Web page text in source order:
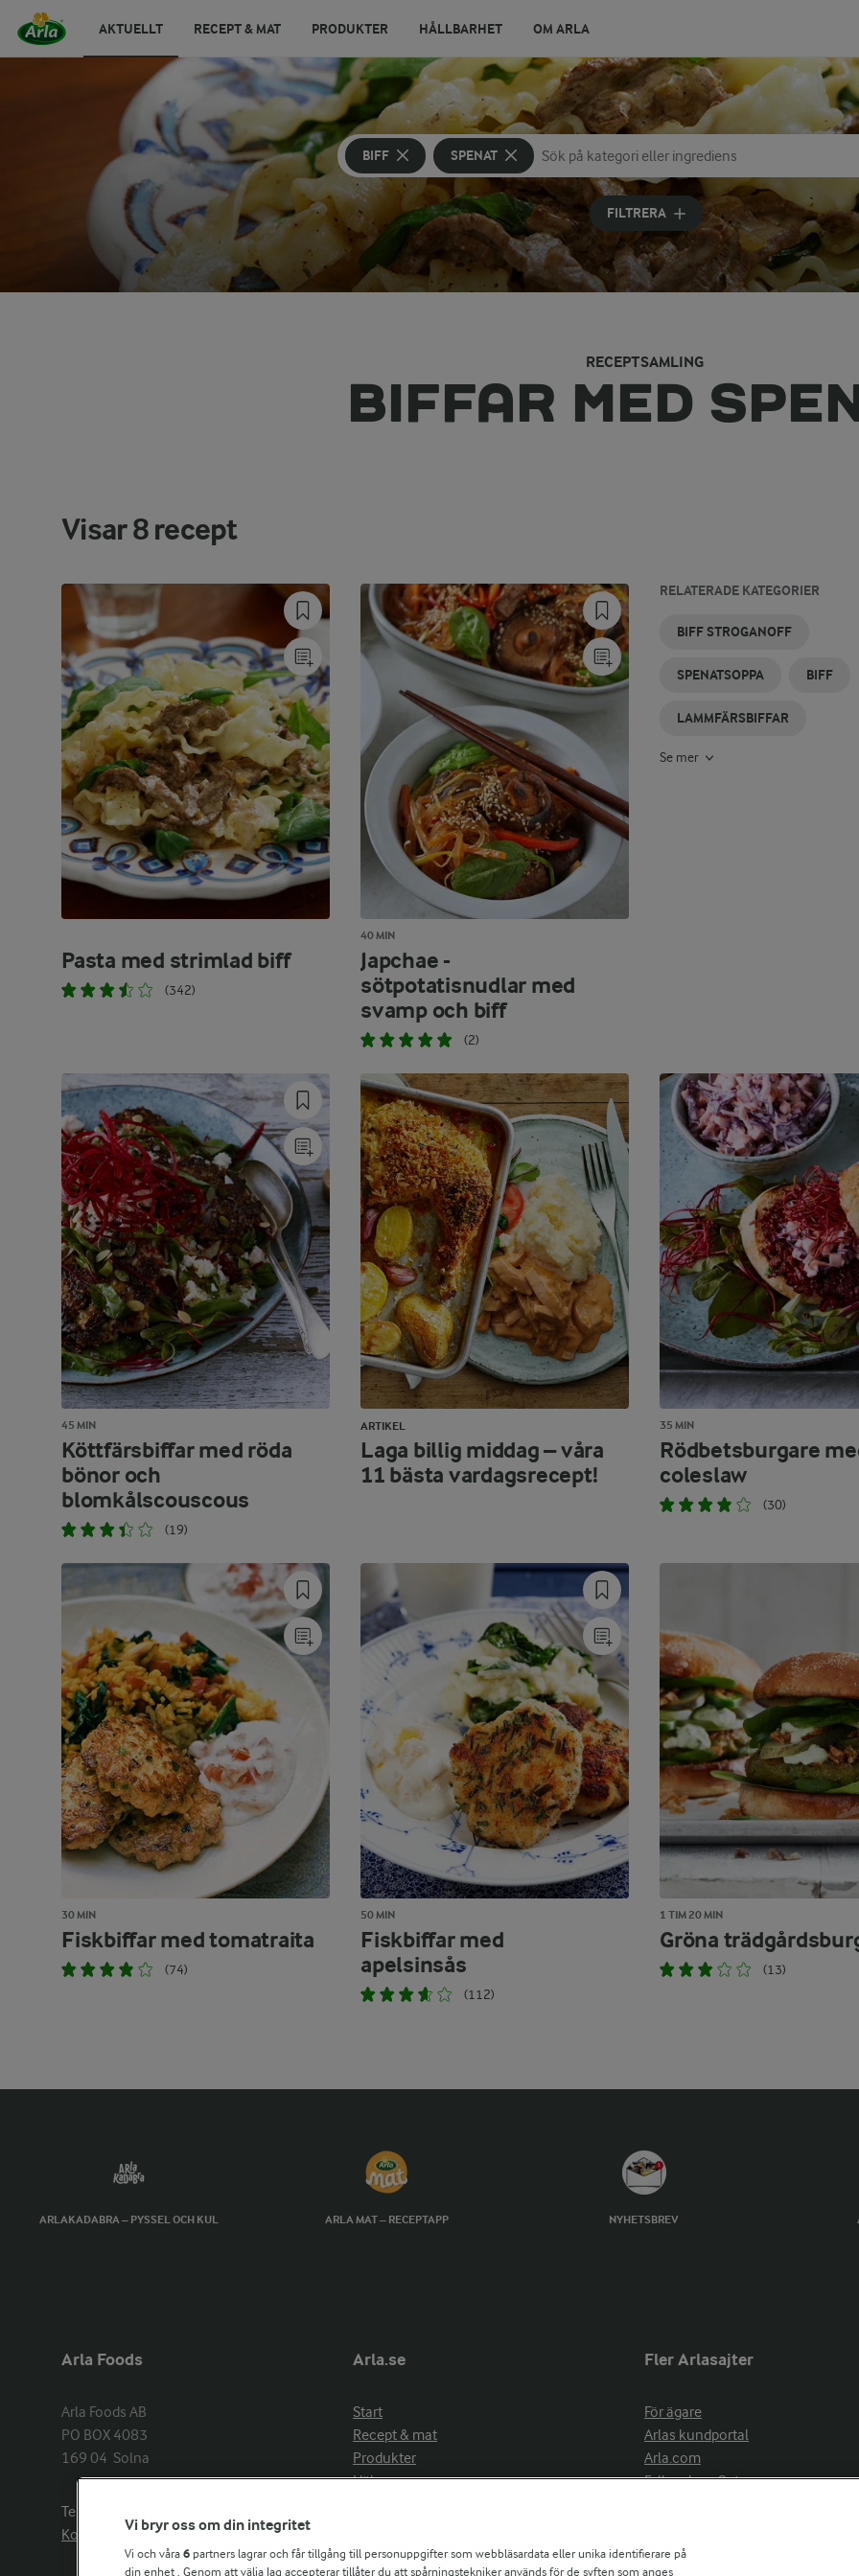
AKTUELLT RECEPT & MAT PRODUKTER HÅLLBARHET OM ARLA
BIFF SPENAT
Sök på kategori eller ingrediens
Skriv in sökord för att få förslag
FILTRERA
RECEPTSAMLING
BIFFAR MED
Visar8recept
Pasta med strimlad biff
(342)
40 MIN
Japchae -
sötpotatisnudlar med
svamp och biff
(2)
RELATERADE KATEGORIER
BIFF STROGANOFF
SPENATSOPPA BIFF
LAMMFÄRSBIFFAR
STUVAD
SPENAT
GRÖNSAKSBIFFAR
BIFFTOMAT
VEGETARISKA
BIFFAR
SPENAT
SPENATLASAGNE
Se mer
45 MIN
Köttfärsbiffar med röda
bönor och
blomkålscouscous
(19)
ARTIKEL
Laga billig middag – våra
11 bästa vardagsrecept!
35 MIN
Rödbetsburgare
coleslaw
(30)
30 MIN
Fiskbiffar med tomatraita
(74)
50 MIN
Fiskbiffar med
apelsinsås
(112)
1 TIM 20 MIN
Gröna
(13)
ARLAKADABRA – PYSSEL OCH KUL ARLA MAT – RECEPTAPP NYHETSBREV
Arla Foods
Arla Foods AB
PO BOX 4083
169 04  Solna
Telefon:
Kontakta oss
Arla.se
Start
Recept & mat
Produkter
Hälsa
Aktuellt
Fler Arlasajter
För ägare
Arlas kundportal
Arla.com
Falbygdens Ost
Vi bryr oss om din integritet
Vi och våra 6 partners lagrar och får tillgång till personuppgifter som webbläsardata eller unika identifierare på
din enhet . Genom att välja Jag accepterar tillåter du att spårningstekniker används för de syften som anges